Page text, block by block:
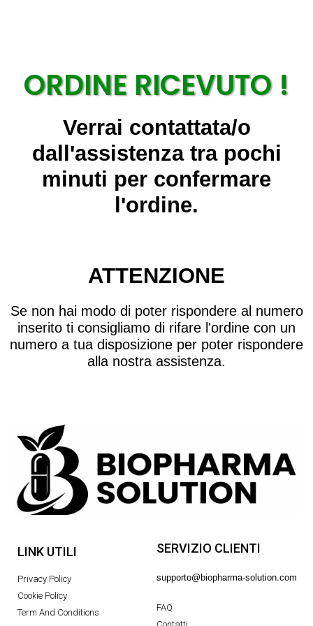
ORDINE RICEVUTO !
Verrai contattata/o
dall'assistenza tra pochi
minuti per confermare
l'ordine.
ATTENZIONE
Se non hai modo di poter rispondere al numero
inserito ti consigliamo di rifare l'ordine con un
numero a tua disposizione per poter rispondere
alla nostra assistenza.
LINK UTILI
Privacy Policy
Cookie Policy
Term And Conditions
SERVIZIO CLIENTI
supporto@biopharma-solution.com
FAQ